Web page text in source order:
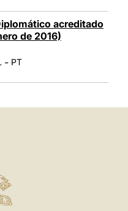
acreditado
de 2016)
- PT